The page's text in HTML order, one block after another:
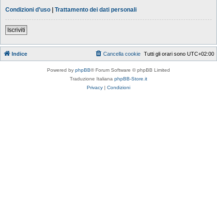
Condizioni d’uso | Trattamento dei dati personali
Iscriviti
Indice Tutti gli orari sono UTC+02:00
Cancella cookie
Powered by phpBB® Forum Software © phpBB Limited
Traduzione Italiana phpBB-Store.it
Privacy | Condizioni